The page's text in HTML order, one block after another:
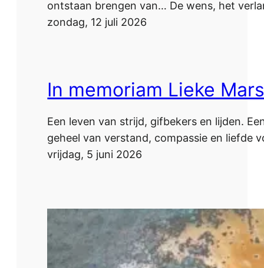
ontstaan brengen van… De wens, het
zondag, 12 juli 2026
In memoriam Lieke
Een leven van strijd, gifbekers en lijden.
geheel van verstand, compassie en liefde
vrijdag, 5 juni 2026